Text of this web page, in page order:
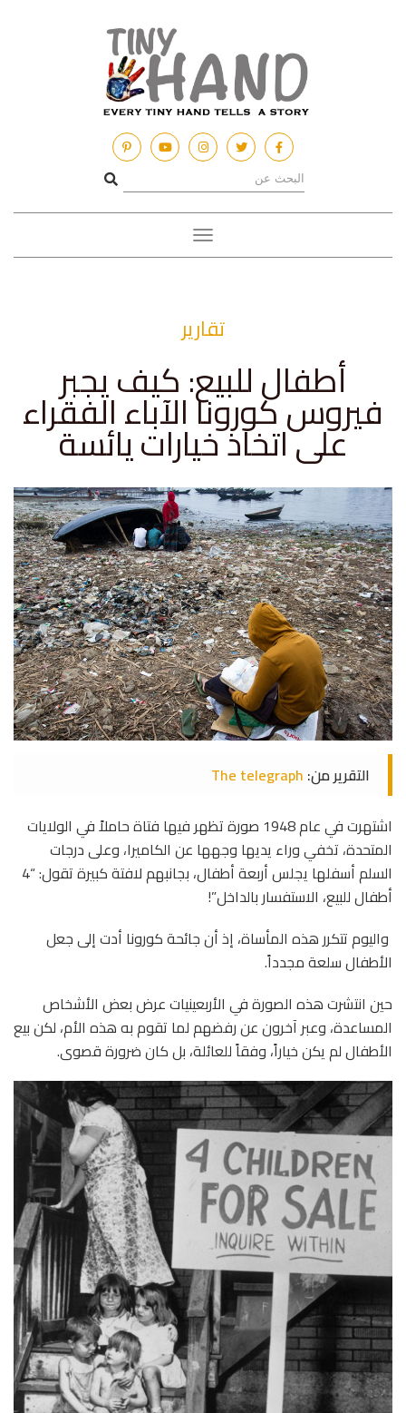
Toggle
navigation
تقارير
أطفال للبيع: كيف يجبر
فيروس كورونا الآباء الفقراء
على اتخاذ خيارات يائسة
التقرير من: The telegraph
اشتهرت في عام 1948 صورة تظهر فيها فتاة حاملاً في الولايات
المتحدة، تخفي وراء يديها وجهها عن الكاميرا، وعلى درجات
السلم أسفلها يجلس أربعة أطفال، بجانبهم لافتة كبيرة تقول: “4
أطفال للبيع، الاستفسار بالداخل”!
واليوم تتكرر هذه المأساة، إذ أن جائحة كورونا أدت إلى جعل
الأطفال سلعة مجدداً.
حين انتشرت هذه الصورة في الأربعينيات عرض بعض الأشخاص
المساعدة، وعبر آخرون عن رفضهم لما تقوم به هذه الأم، لكن بيع
الأطفال لم يكن خياراً، وفقاً للعائلة، بل كان ضرورة قصوى.